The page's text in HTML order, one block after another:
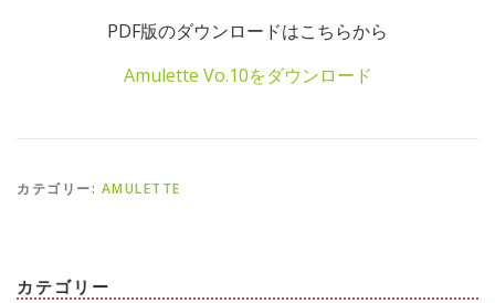
PDF版のダウンロードはこちらから
Amulette Vo.10をダウンロード
カテゴリー: AMULETTE
カテゴリー